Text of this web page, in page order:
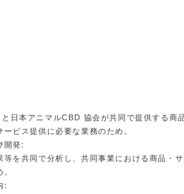
⽇本アニマルCBD 協会が共同で提供する商
ビス提供に必要な業務のため。
開発:
を共同で分析し、共同事業における商品・
: